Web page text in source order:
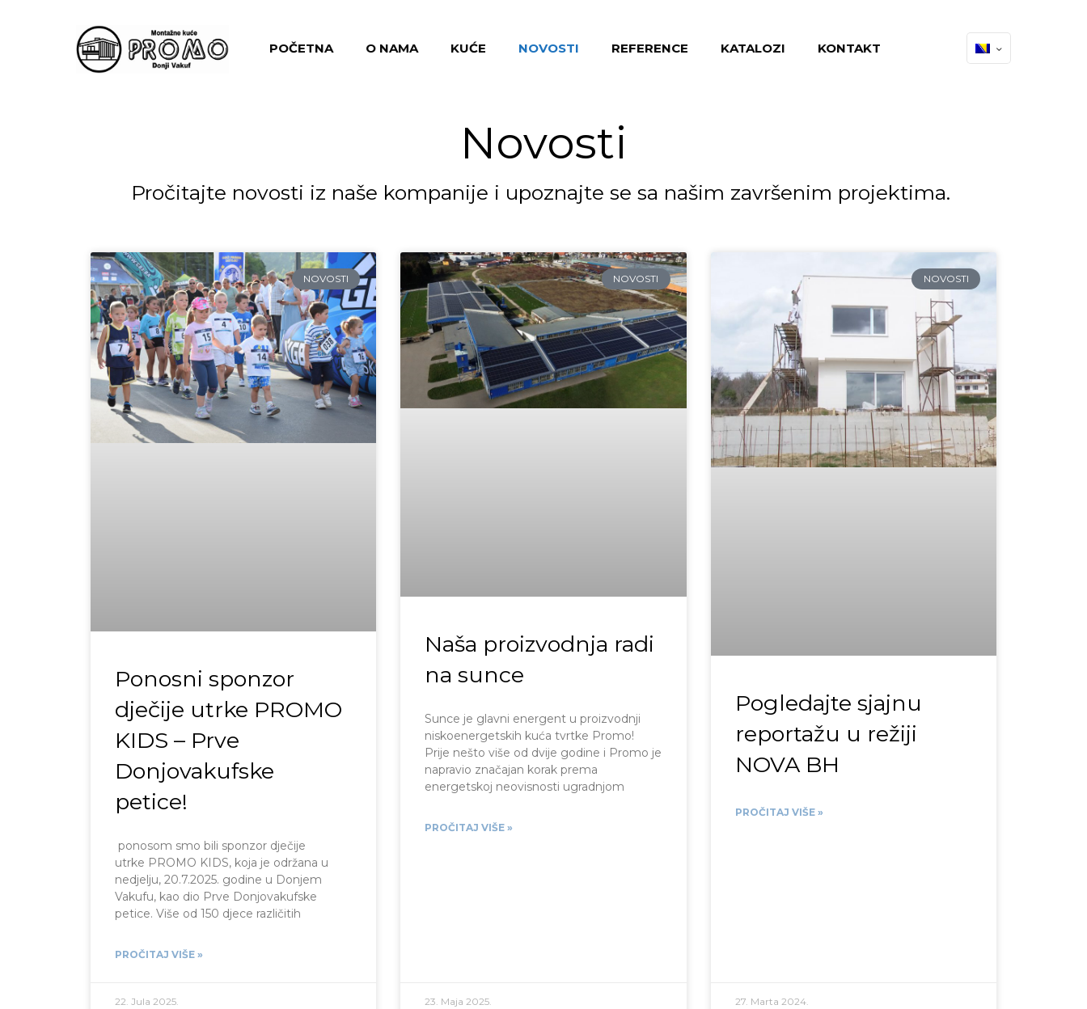
POČETNA O NAMA KUĆE NOVOSTI REFERENCE KATALOZI KONTAKT
Novosti
Pročitajte novosti iz naše kompanije i upoznajte se sa našim završenim projektima.
NOVOSTI
Ponosni sponzor
dječije utrke PROMO
KIDS – Prve
Donjovakufske
petice!
ponosom smo bili sponzor dječije
utrke PROMO KIDS, koja je održana u
nedjelju, 20.7.2025. godine u Donjem
Vakufu, kao dio Prve Donjovakufske
petice. Više od 150 djece različitih
PROČITAJ VIŠE »
22. Jula 2025.
NOVOSTI
Naša proizvodnja radi
na sunce
Sunce je glavni energent u proizvodnji
niskoenergetskih kuća tvrtke Promo!
Prije nešto više od dvije godine i Promo je
napravio značajan korak prema
energetskoj neovisnosti ugradnjom
PROČITAJ VIŠE »
23. Maja 2025.
NOVOSTI
Pogledajte sjajnu
reportažu u režiji
NOVA BH
PROČITAJ VIŠE »
27. Marta 2024.